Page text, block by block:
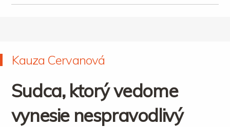
Kauza Cervanová
Sudca, ktorý vedome
vynesie nespravodlivý